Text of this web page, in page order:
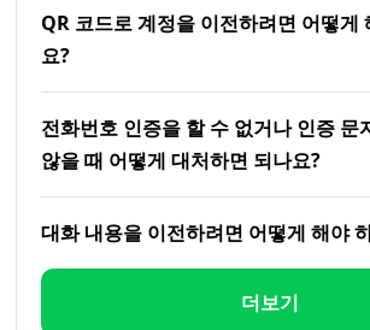
QR 코드로 계정을 이전하려면 어떻게
요?
전화번호 인증을 할 수 없거나 인증 문
않을 때 어떻게 대처하면 되나요?
대화 내용을 이전하려면 어떻게 해야
더보기